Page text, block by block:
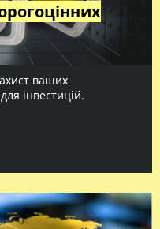
ваших
інвестицій.